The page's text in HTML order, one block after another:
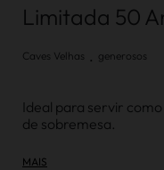
Limitada 50
Caves Velhas . generosos
Ideal para servir
de sobremesa.
MAIS